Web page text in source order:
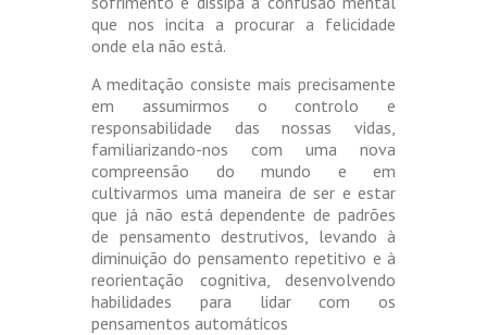
que nos incita a procurar a felicidade
onde ela não está.
A meditação consiste mais precisamente
em assumirmos o controlo e
responsabilidade das nossas vidas,
familiarizando-nos com uma nova
compreensão do mundo e em
cultivarmos uma maneira de ser e estar
que já não está dependente de padrões
de pensamento destrutivos, levando à
diminuição do pensamento repetitivo e à
reorientação cognitiva, desenvolvendo
habilidades para lidar com os
pensamentos automáticos